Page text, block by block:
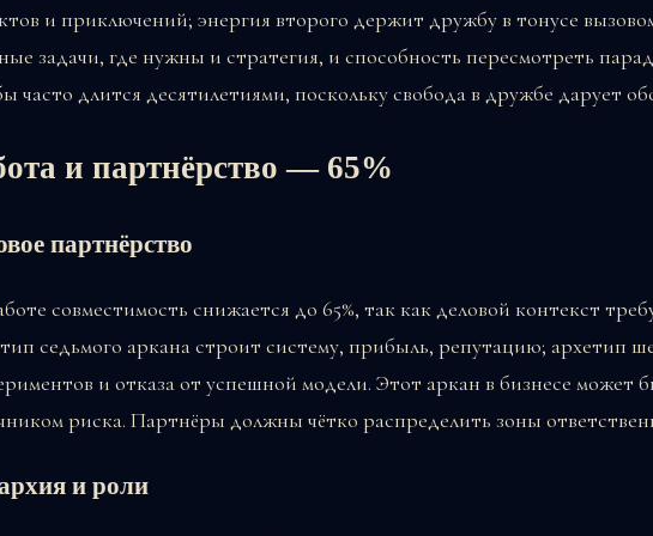
и приключений; энергия второго держит дружбу в тонусе
задачи, где нужны и стратегия, и способность пересмотреть
часто длится десятилетиями, поскольку свобода в дружбе дарует
и партнёрство — 65%
партнёрство
совместимость снижается до 65%, так как деловой контекст
седьмого аркана строит систему, прибыль, репутацию; архетип
и отказа от успешной модели. Этот аркан в бизнесе может
риска. Партнёры должны чётко распределить зоны
и роли